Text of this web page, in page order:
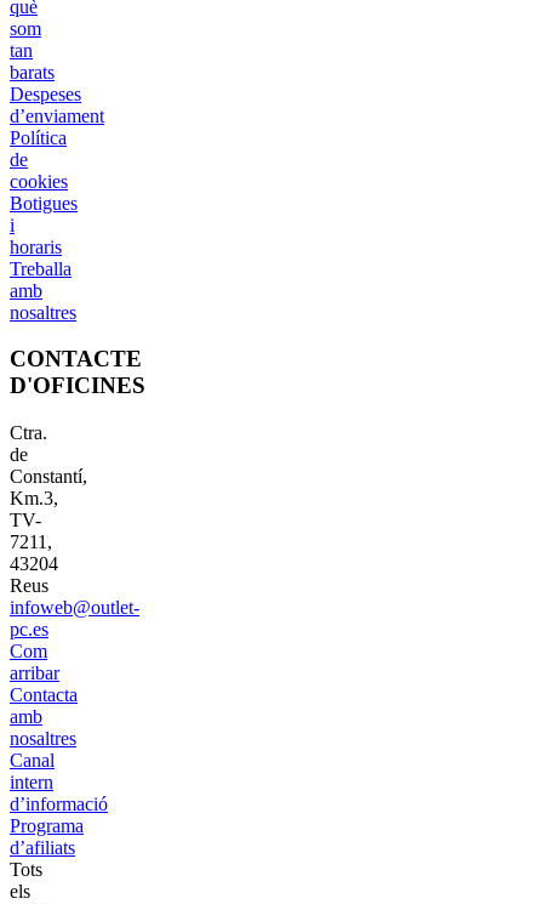
què
som
tan
barats
Despeses
d’enviament
Política
de
cookies
Botigues
i
horaris
Treballa
amb
nosaltres
CONTACTE
D'OFICINES
Ctra.
de
Constantí,
Km.3,
TV-
7211,
43204
Reus
infoweb@outlet-
pc.es
Com
arribar
Contacta
amb
nosaltres
Canal
intern
d’informació
Programa
d’afiliats
Tots
els